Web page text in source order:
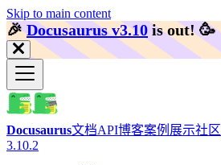
Skip to main content
🎉️Docusaurus v3.10 is out! 🥳️
Docusaurus文档API博客案例展示社区
3.10.2